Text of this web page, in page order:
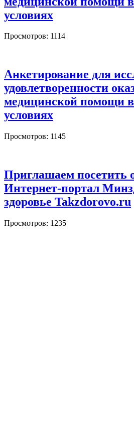
условиях
Просмотров: 1114
Анкетирование для
удовлетворенности
медицинской помощи
условиях
Просмотров: 1145
Приглашаем
Интернет-портал
здоровье Takzdorovo.ru
Просмотров: 1235